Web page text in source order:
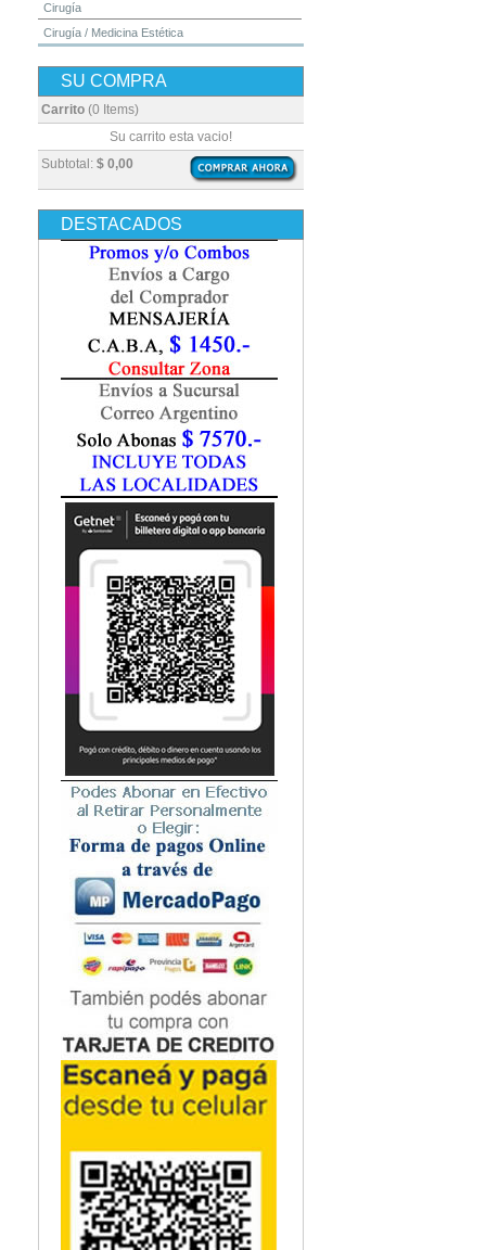
Cirugía
Cirugía / Medicina Estética
Dermatología
Diagnóstico por Imagen / Radiología
Embriología
Enfermería
Epidemiología
Farmacia / Farmacología
Fisiatría / Kinesiología
Fisiología / Fisiopatología
Fonoaudiología
Gastroenterología
Geriatría
Ginecología / Obstetricia
Hematología
Histología
Homeopatía
Infectología
Inmunología
Instrumentación Quirurgica
Medicina del Deporte / Rehabilitación
Medicina Emergencias / Urgencias
Medicina Forense / Legal
Medicina General
Medicina Interna
Microbiología
Nefrología
Neonatología / Pediatría
Neumología
Neuroanatomía / Neurociencia
Neurocirugía
Neurología
Nutrición
Odontología
Oftalmología
Oncología / Cuidados Paliativos
Ortopedía / Traumatología
Osteopatía
Otorrinolaringología
Podología
Psicología
Psiquiatría
Química
SU COMPRA
Carrito (0 Items)
Subtotal: $ 0,00
Su carrito esta vacio!
DESTACADOS